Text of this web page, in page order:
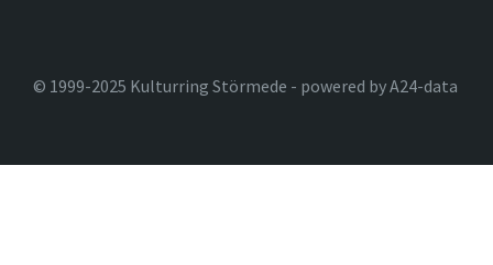
© 1999-2025 Kulturring Störmede - powered by A24-data